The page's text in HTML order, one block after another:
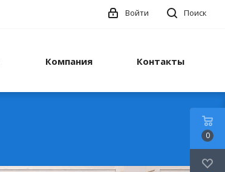
Поиск
Войти
Компания Контакты
0